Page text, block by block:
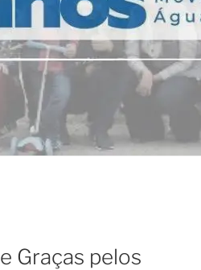
Graças pelos